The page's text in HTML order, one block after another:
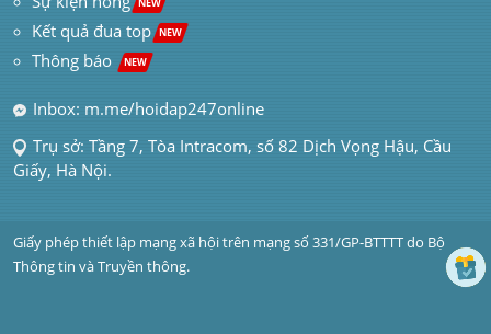
Kết quả đua top NEW
Thông báo NEW
Inbox: m.me/hoidap247online
Trụ sở: Tầng 7, Tòa Intracom, số 82 Dịch Vọng Hậu, Cầu
Giấy, Hà Nội.
Giấy phép thiết lập mạng xã hội trên mạng số 331/GP-BTTTT do Bộ
Thông tin và Truyền thông.